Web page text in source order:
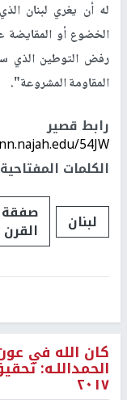
له أن يغري لبنان
الخضوع أو المقايضة
رفض التوطين الذي
المقاومة المشروعة".
رابط قصير
54JW/
الكلمات المفتاحية
لبنان صفقة
القرن
كان الله في
الحمداللـه:
٢٠١٧